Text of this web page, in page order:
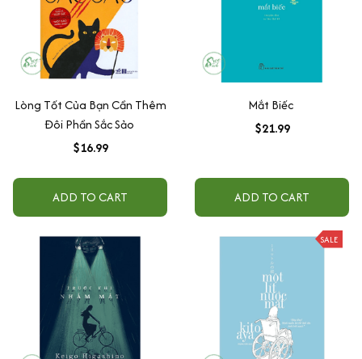
Lòng Tốt Của Bạn Cần Thêm
Đôi Phần Sắc Sảo
$16.99
ADD TO CART
Mắt Biếc
$21.99
ADD TO CART
SALE